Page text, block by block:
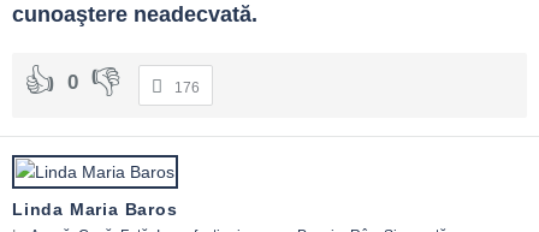
cunoaştere neadecvată.
0 176
Linda Maria Baros